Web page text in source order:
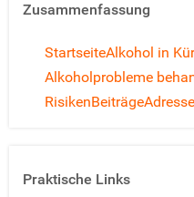
Zusammenfassung
StartseiteAlkohol in
Alkoholprobleme
RisikenBeiträge
Praktische Links